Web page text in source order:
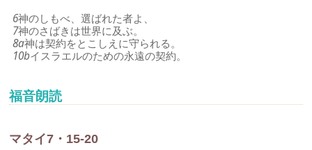
6神のしもべ、選ばれた者よ、
7神のさばきは世界に及ぶ。
8a神は契約をとこしえに守られる。
10bイスラエルのための永遠の契約。
福音朗読
マタイ7・15-20